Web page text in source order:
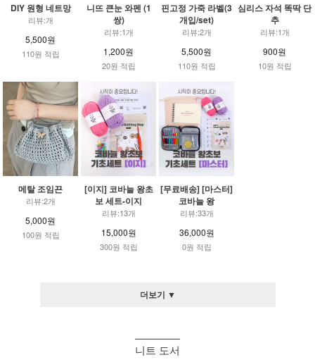
DIY 원형 네트망
리뷰:개
5,500원
110원 적립
니뜨 큰눈 와펜 (1
쌍)
리뷰:1개
1,200원
20원 적립
핀고정 가죽 라벨(3
개입/set)
리뷰:2개
5,500원
110원 적립
심리스 자석 똑딱 단
추
리뷰:1개
900원
10원 적립
메탈 조임끈
리뷰:2개
5,000원
100원 적립
[이지] 코바늘 왕초
보 세트-이지
리뷰:13개
15,000원
300원 적립
[무료배송] [마스터]
코바늘 왕
리뷰:33개
36,000원
0원 적립
더보기 ▼
니트 도서